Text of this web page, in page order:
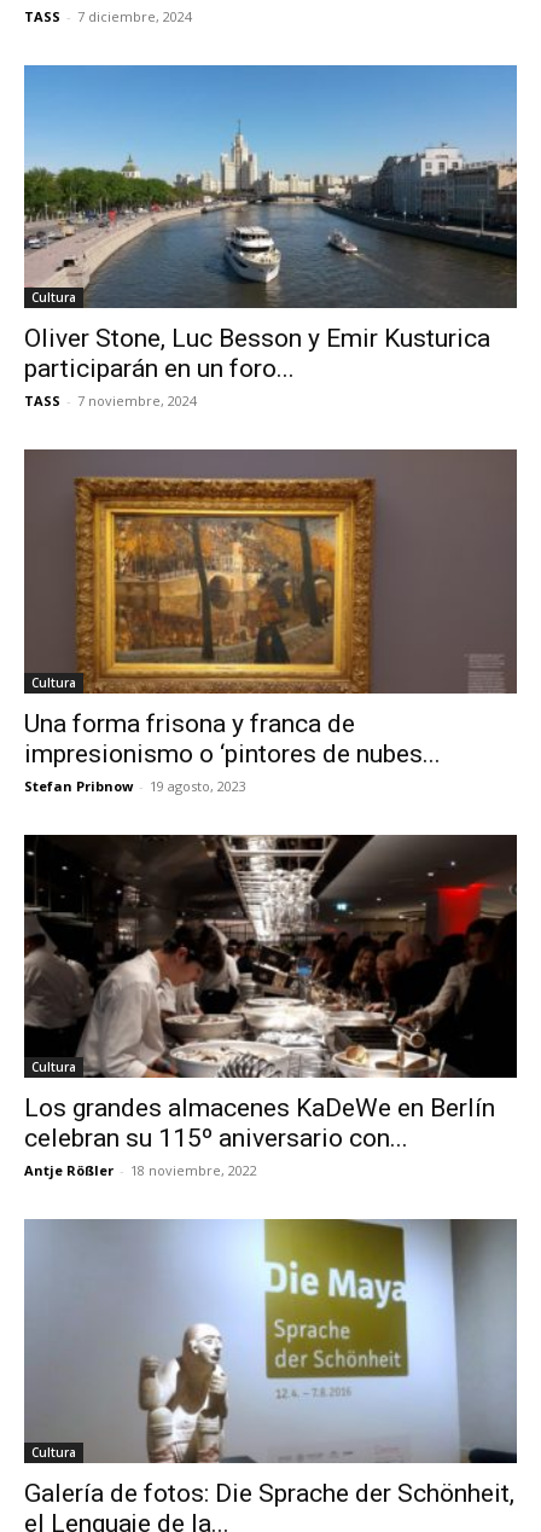
TASS - 7 diciembre, 2024
Cultura
Oliver Stone, Luc Besson y Emir Kusturica
participarán en un foro...
TASS - 7 noviembre, 2024
Cultura
Una forma frisona y franca de
impresionismo o ‘pintores de nubes...
Stefan Pribnow - 19 agosto, 2023
Cultura
Los grandes almacenes KaDeWe en Berlín
celebran su 115º aniversario con...
Antje Rößler - 18 noviembre, 2022
Cultura
Galería de fotos: Die Sprache der Schönheit,
el Lenguaje de la...